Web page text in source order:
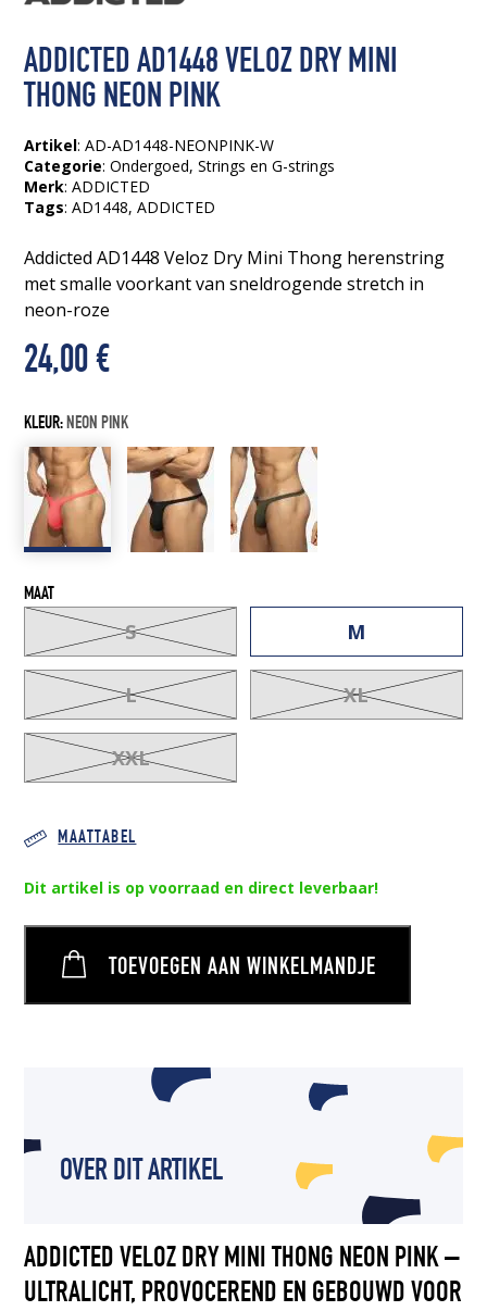
ADDICTED AD1448 VELOZ DRY MINI
THONG NEON PINK
Artikel: AD-AD1448-NEONPINK-W
Categorie:Ondergoed,Strings en G-strings
Merk: ADDICTED
Tags:AD1448, ADDICTED
Addicted AD1448 Veloz Dry Mini Thong herenstring
met smalle voorkant van sneldrogende stretch in
neon-roze
24,00€
KLEUR:NEON PINK
MAAT
S M
L XL
XXL
MAATTABEL
Dit artikel is op voorraad en direct leverbaar!
TOEVOEGEN AAN WINKELMANDJE
OVER DIT ARTIKEL
ADDICTED VELOZ DRY MINI THONG NEON PINK –
ULTRALICHT, PROVOCEREND EN GEBOUWD VOOR